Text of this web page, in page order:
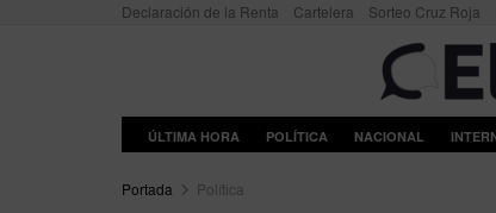
Declaración de la Renta Cartelera Sorteo Cruz Roja
ÚLTIMA HORA POLÍTICA NACIONAL
Portada Política